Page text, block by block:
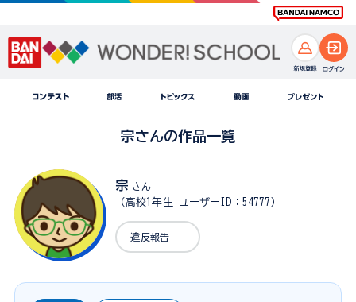
宗さんの作品一覧
宗 さん
（高校1年生 ユーザーID：54777）
違反報告